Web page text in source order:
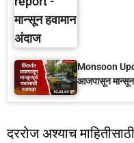
Monsoon
आजपासून
दररोज अश्याच